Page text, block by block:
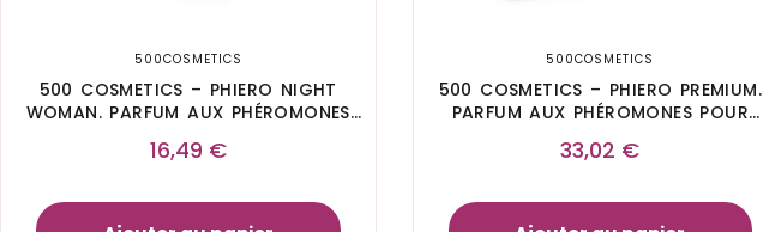
500COSMETICS
500 COSMETICS – PHIERO NIGHT
WOMAN. PARFUM AUX PHÉROMONES
16,49 €
500COSMETICS
500 COSMETICS – PHIERO PREMIUM.
PARFUM AUX PHÉROMONES POUR
33,02 €